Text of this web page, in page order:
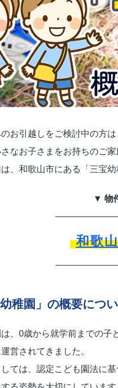
お引越しをご検討中の方
なお子さまをお持ちのご
、和歌山市にある「三宝
▼ 物
和歌
幼稚園」の概要につ
、0歳から就学前までの子
営されてきました。
ては、認定こども園法に